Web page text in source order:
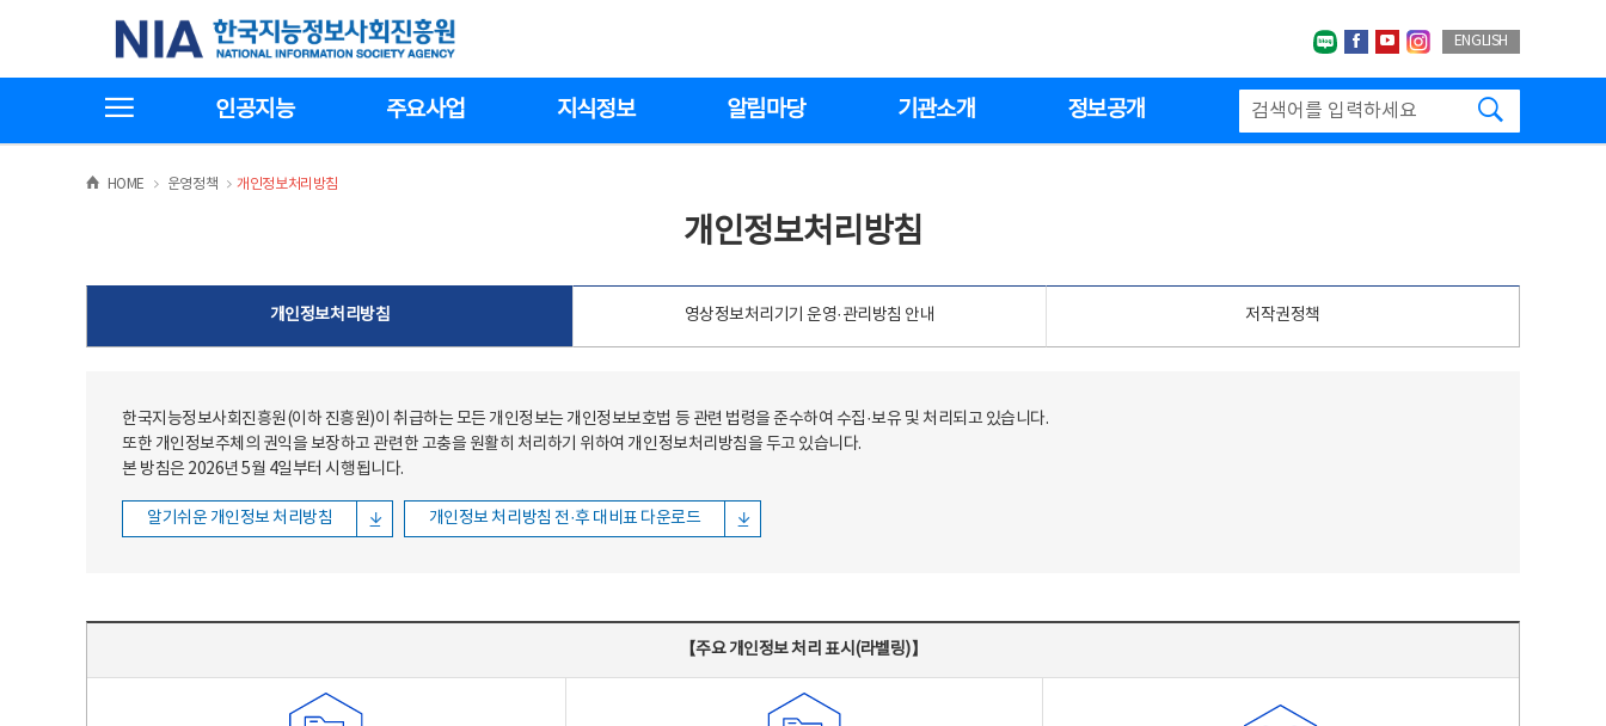
한국지능정보사회진흥원
네이버블로그
페이스북
유투브인스타그랩
ENGLISH
인공지능 주요사업 지식정보 알림마당 기관소개 정보공개
HOME >운영정책 >
개인정보처리방침
개인정보처리방침
개인정보처리방침 영상정보처리기기 운영·관리방침 안내 저작권정책
한국지능정보사회진흥원(이하 진흥원)이 취급하는 모든 개인정보는 개인정보보호법 등 관련 법령을 준수하여 수집·보유 및 처리되고 있습니다.
또한 개인정보주체의 권익을 보장하고 관련한 고충을 원활히 처리하기 위하여 개인정보처리방침을 두고 있습니다.
본 방침은 2026년 5월 4일부터 시행됩니다.
알기쉬운 개인정보 처리방침 개인정보 처리방침 전·후 대비표 다운로드
【주요 개인정보 처리 표시(라벨링)】